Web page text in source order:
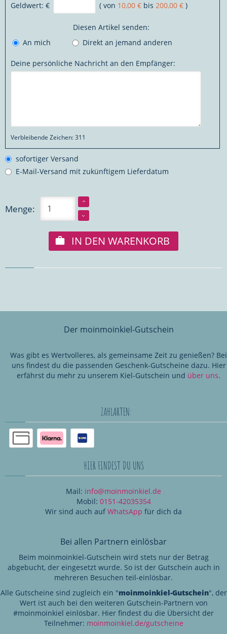
Geldwert: € ( von 10,00 € bis 200,00 € )
Diesen Artikel senden:
An mich
Direkt an jemand anderen
Deine persönliche Nachricht an den Empfänger:
Verbleibende Zeichen:311
sofortiger Versand
E-Mail-Versand mit zukünftigem Lieferdatum
Menge:
IN DEN WARENKORB
Der moinmoinkiel-Gutschein
Was gibt es Wertvolleres, als gemeinsame Zeit zu genießen? Bei
uns findest du die passenden Geschenk-Gutscheine dazu. Hier
erfährst du mehr zu unserem Kiel-Gutschein und über uns.
ZAHLARTEN:
HIER FINDEST DU UNS
Mail: info@moinmoinkiel.de
Mobil: 0151-42035354
Wir sind auch auf WhatsApp für dich da
Bei allen Partnern einlösbar
Beim moinmoinkiel-Gutschein wird stets nur der Betrag
abgebucht, der eingesetzt wurde. So ist der Gutschein auch in
mehreren Besuchen teil-einlösbar.
Alle Gutscheine sind zugleich ein "moinmoinkiel-Gutschein", der
Wert ist auch bei den weiteren Gutschein-Partnern von
#moinmoinkiel einlösbar. Hier findest du die Übersicht der
Teilnehmer: moinmoinkiel.de/gutscheine